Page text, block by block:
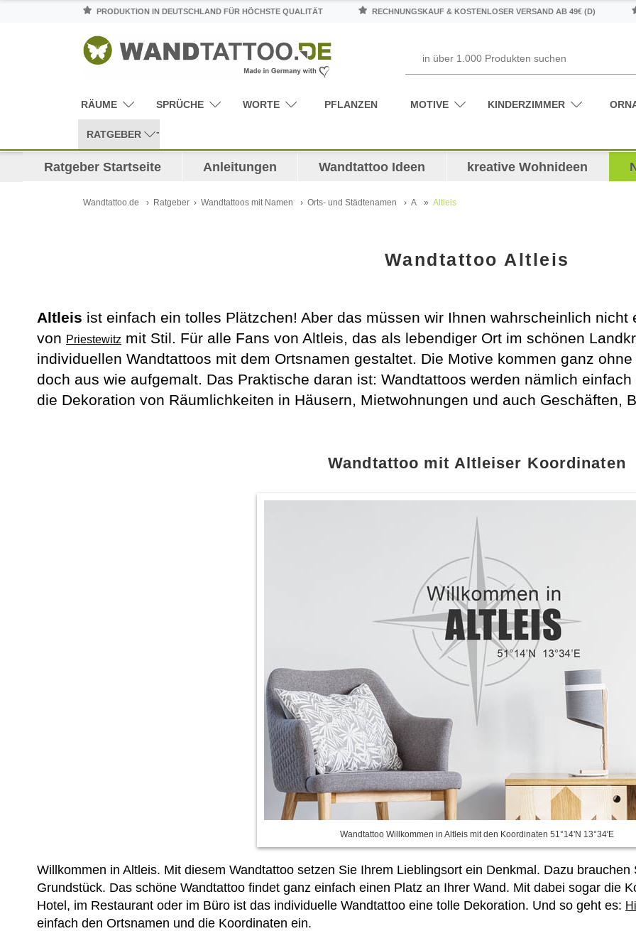
PRODUKTION IN DEUTSCHLAND FÜR HÖCHSTE QUALITÄT RECHNUNGSKAUF & KOSTENLOSER VERSAND AB 49€ (D)
RÄUME SPRÜCHE WORTE PFLANZEN MOTIVE KINDERZIMMER
RATGEBER
Ratgeber Startseite Anleitungen Wandtattoo Ideen kreative Wohnideen
Wandtattoo.de Ratgeber Wandtattoos mit Namen Orts- und Städtenamen A Altleis
Wandtattoo Altleis
Altleis ist einfach ein tolles Plätzchen! Aber das müssen wir Ihnen wahrscheinlich
von Priestewitz mit Stil. Für alle Fans von Altleis, das als lebendiger Ort im schönen
individuellen Wandtattoos mit dem Ortsnamen gestaltet. Die Motive kommen ganz
doch aus wie aufgemalt. Das Praktische daran ist: Wandtattoos werden nämlich
die Dekoration von Räumlichkeiten in Häusern, Mietwohnungen und auch Geschäften,
Wandtattoo mit Altleiser Koordinaten
Wandtattoo Willkommen in Altleis mit den Koordinaten 51°14'N 13°34'E
Willkommen in Altleis. Mit diesem Wandtattoo setzen Sie Ihrem Lieblingsort ein Denkmal. Dazu
Grundstück. Das schöne Wandtattoo findet ganz einfach einen Platz an Ihrer Wand. Mit dabei sogar die
Hotel, im Restaurant oder im Büro ist das individuelle Wandtattoo eine tolle Dekoration. Und so geht es:
einfach den Ortsnamen und die Koordinaten ein.